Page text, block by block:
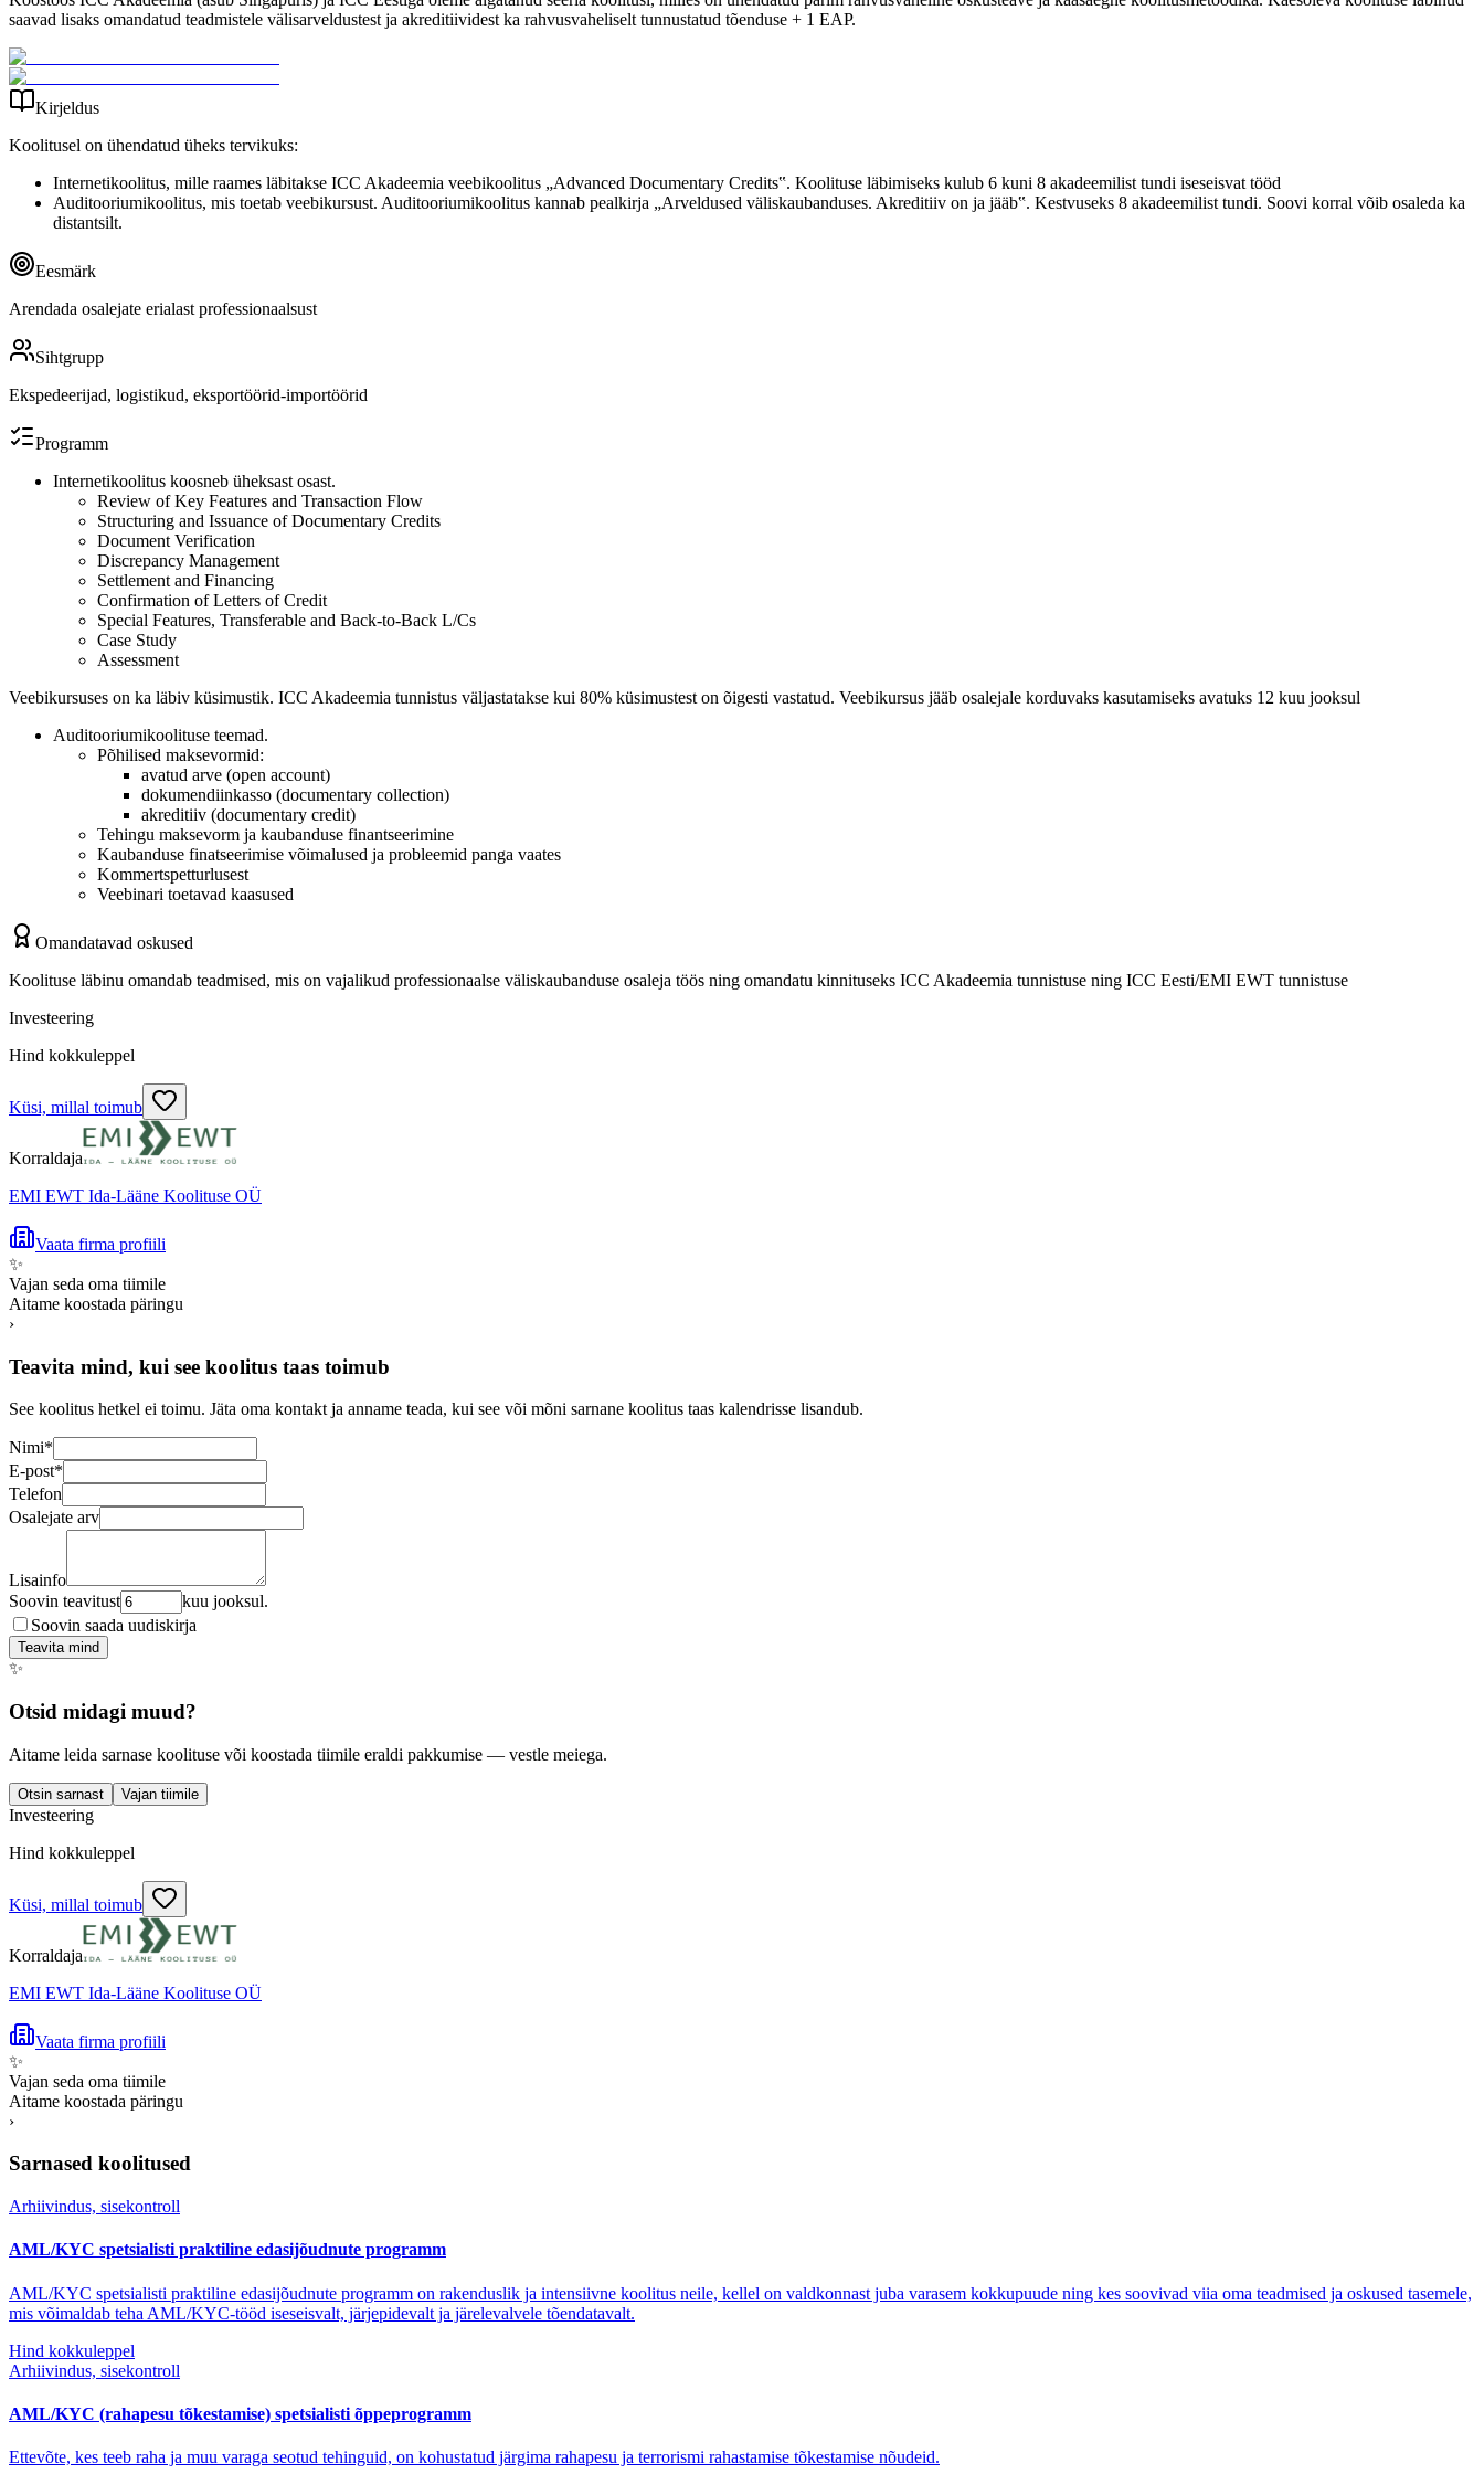
saavad lisaks omandatud teadmistele välisarveldustest ja akreditiividest ka rahvusvaheliselt tunnustatud tõenduse + 1 EAP.
Kirjeldus
Koolitusel on ühendatud üheks tervikuks:
Internetikoolitus, mille raames läbitakse ICC Akadeemia veebikoolitus „Advanced Documentary Credits‟. Koolituse läbimiseks kulub 6 kuni 8 akadeemilist tundi iseseisvat tööd
Auditooriumikoolitus, mis toetab veebikursust. Auditooriumikoolitus kannab pealkirja „Arveldused väliskaubanduses. Akreditiiv on ja jääb‟. Kestvuseks 8 akadeemilist tundi. Soovi korral võib osaleda ka
distantsilt.
Eesmärk
Arendada osalejate erialast professionaalsust
Sihtgrupp
Ekspedeerijad, logistikud, eksportöörid-importöörid
Programm
Internetikoolitus koosneb üheksast osast.
Review of Key Features and Transaction Flow
Structuring and Issuance of Documentary Credits
Document Verification
Discrepancy Management
Settlement and Financing
Confirmation of Letters of Credit
Special Features, Transferable and Back-to-Back L/Cs
Case Study
Assessment
Veebikursuses on ka läbiv küsimustik. ICC Akadeemia tunnistus väljastatakse kui 80% küsimustest on õigesti vastatud. Veebikursus jääb osalejale korduvaks kasutamiseks avatuks 12 kuu jooksul
Auditooriumikoolituse teemad.
Põhilised maksevormid:
avatud arve (open account)
dokumendiinkasso (documentary collection)
akreditiiv (documentary credit)
Tehingu maksevorm ja kaubanduse finantseerimine
Kaubanduse finatseerimise võimalused ja probleemid panga vaates
Kommertspetturlusest
Veebinari toetavad kaasused
Omandatavad oskused
Koolituse läbinu omandab teadmised, mis on vajalikud professionaalse väliskaubanduse osaleja töös ning omandatu kinnituseks ICC Akadeemia tunnistuse ning ICC Eesti/EMI EWT tunnistuse
Investeering
Hind kokkuleppel
Küsi, millal toimub
Korraldaja
EMI EWT Ida-Lääne Koolituse OÜ
Vaata firma profiili
✨
Vajan seda oma tiimile
Aitame koostada päringu
›
Teavita mind, kui see koolitus taas toimub
See koolitus hetkel ei toimu. Jäta oma kontakt ja anname teada, kui see või mõni sarnane koolitus taas kalendrisse lisandub.
Nimi*
E-post*
Telefon
Osalejate arv
Lisainfo
Soovin teavitust
kuu jooksul.
Soovin saada uudiskirja
Teavita mind
✨
Otsid midagi muud?
Aitame leida sarnase koolituse või koostada tiimile eraldi pakkumise — vestle meiega.
Otsin sarnast Vajan tiimile
Investeering
Hind kokkuleppel
Küsi, millal toimub
Korraldaja
EMI EWT Ida-Lääne Koolituse OÜ
Vaata firma profiili
✨
Vajan seda oma tiimile
Aitame koostada päringu
›
Sarnased koolitused
Arhiivindus, sisekontroll
AML/KYC spetsialisti praktiline edasijõudnute programm
AML/KYC spetsialisti praktiline edasijõudnute programm on rakenduslik ja intensiivne koolitus neile, kellel on valdkonnast juba varasem kokkupuude ning kes soovivad viia oma teadmised ja oskused tasemele,
mis võimaldab teha AML/KYC-tööd iseseisvalt, järjepidevalt ja järelevalvele tõendatavalt.
Hind kokkuleppel
Arhiivindus, sisekontroll
AML/KYC (rahapesu tõkestamise) spetsialisti õppeprogramm
Ettevõte, kes teeb raha ja muu varaga seotud tehinguid, on kohustatud järgima rahapesu ja terrorismi rahastamise tõkestamise nõudeid.